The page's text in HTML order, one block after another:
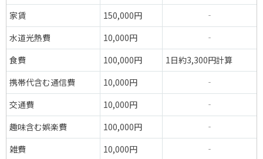
家賃
150,000円
‐
水道光熱費
10,000円
‐
食費
100,000円
1日約3,300円計算
携帯代含む通信費
10,000円
‐
交通費
10,000円
‐
趣味含む娯楽費
100,000円
‐
雑費
10,000円
‐